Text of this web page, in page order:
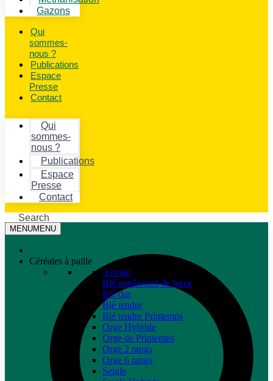
Gazons
Qui
sommes-
nous ?
Publications
Espace
Presse
Contact
Qui
sommes-
nous ?
Publications
Espace
Presse
Contact
Search
MENUMENU
Céréales à paille
Avoine
Blé améliorant de force
Blé dur
Blé tendre
Blé tendre Printemps
Orge Hybride
Orge de Printemps
Orge 2 rangs
Orge 6 rangs
Seigle